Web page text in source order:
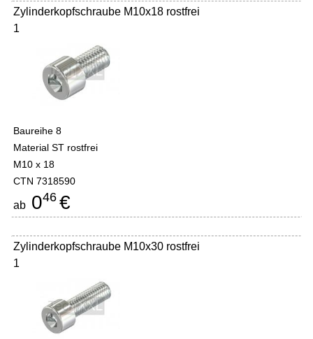
Zylinderkopfschraube M10x18 rostfrei
1
Baureihe 8
Material ST rostfrei
M10 x 18
CTN 7318590
ab 046 €
Zylinderkopfschraube M10x30 rostfrei
1